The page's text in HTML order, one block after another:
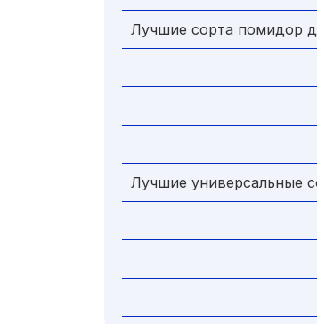
Лучшие сорта помидор
Лучшие универсальные